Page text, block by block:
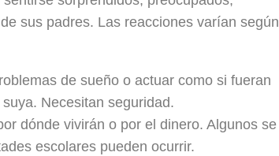
sus padres. Las reacciones varían según
de sueño o actuar como si fueran
Necesitan seguridad.
dónde vivirán o por el dinero. Algunos se
escolares pueden ocurrir.